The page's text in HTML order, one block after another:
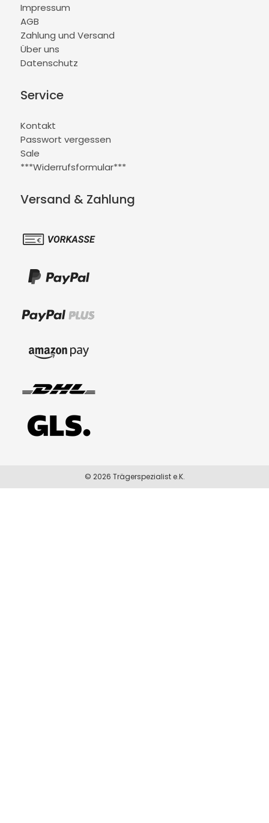
Impressum
AGB
Zahlung und Versand
Über uns
Datenschutz
Service
Kontakt
Passwort vergessen
Sale
***Widerrufsformular***
Versand & Zahlung
© 2026 Trägerspezialist e.K.